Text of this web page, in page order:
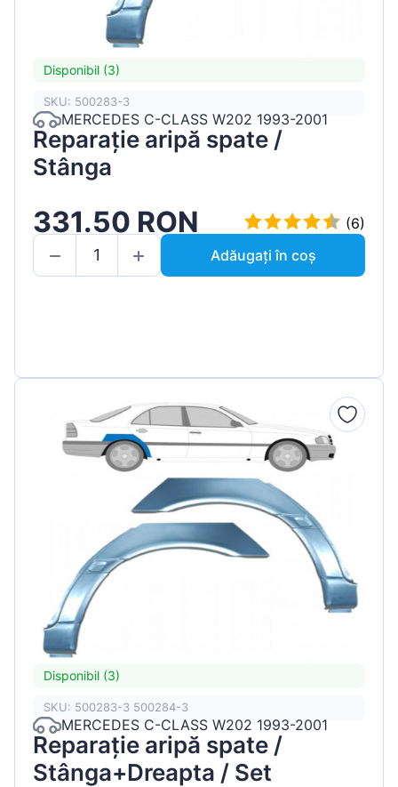
Disponibil (3)
SKU: 500283-3
MERCEDES C-CLASS W202 1993-2001
Reparație aripă spate /
Stânga
331.50 RON
(6)
Adăugați în coș
Disponibil (3)
SKU: 500283-3 500284-3
MERCEDES C-CLASS W202 1993-2001
Reparație aripă spate /
Stânga+Dreapta / Set